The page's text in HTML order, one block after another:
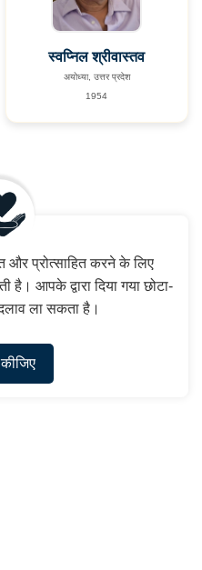
स्वप्निल श्रीवास्तव
अयोध्या, उत्तर प्रदेश
1954
और प्रोत्साहित करने के लिए
है। आपके द्वारा दिया गया छोटा-
ला सकता है।